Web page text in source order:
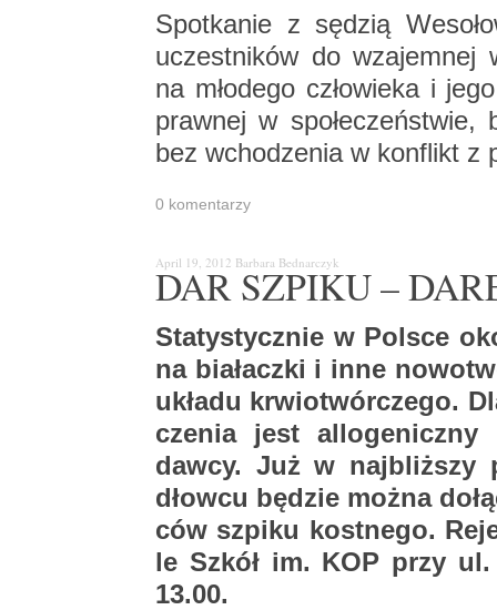
Spo­tka­nie z sę­dzią
uczest­ni­ków do wza­jem­nej
na mło­de­go czło­wie­ka i
praw­nej w
bez wcho­dze­nia w kon­flikt z
0 ko­men­ta­rzy
April 19, 2012 Bar­ba­ra Bed­nar­czyk
DAR SZPI­KU –
Sta­ty­stycz­nie w Pol­sce
na bia­łacz­ki i inne
ukła­du krwio­twór­cze­go.
cze­nia jest al­lo­ge­nicz­ny
dawcy. Już w naj­bliż­szy
dłow­cu bę­dzie można
ców szpi­ku kost­ne­go.
le Szkół im. KOP przy
13.00.